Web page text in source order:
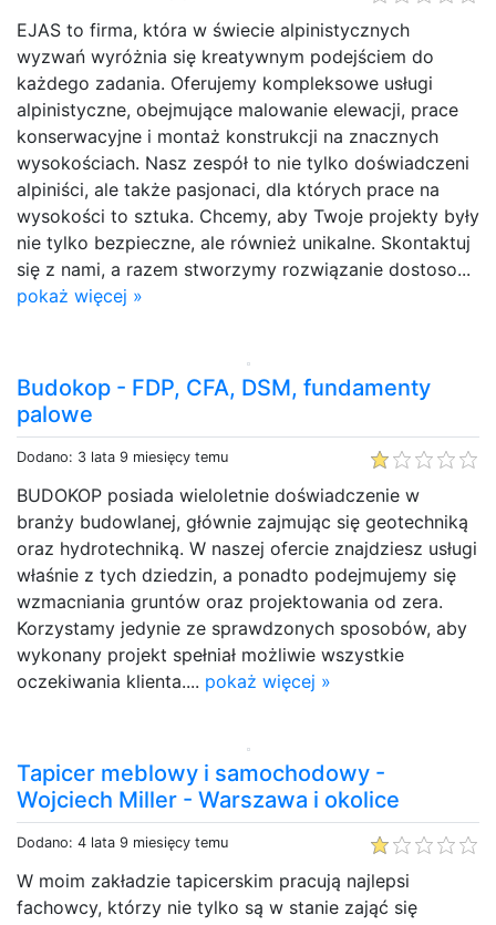
EJAS to firma, która w świecie alpinistycznych
wyzwań wyróżnia się kreatywnym podejściem do
każdego zadania. Oferujemy kompleksowe usługi
alpinistyczne, obejmujące malowanie elewacji, prace
konserwacyjne i montaż konstrukcji na znacznych
wysokościach. Nasz zespół to nie tylko doświadczeni
alpiniści, ale także pasjonaci, dla których prace na
wysokości to sztuka. Chcemy, aby Twoje projekty były
nie tylko bezpieczne, ale również unikalne. Skontaktuj
się z nami, a razem stworzymy rozwiązanie dostoso...
pokaż więcej »
Budokop - FDP, CFA, DSM, fundamenty
palowe
Dodano: 3 lata 9 miesięcy temu
BUDOKOP posiada wieloletnie doświadczenie w
branży budowlanej, głównie zajmując się geotechniką
oraz hydrotechniką. W naszej ofercie znajdziesz usługi
właśnie z tych dziedzin, a ponadto podejmujemy się
wzmacniania gruntów oraz projektowania od zera.
Korzystamy jedynie ze sprawdzonych sposobów, aby
wykonany projekt spełniał możliwie wszystkie
oczekiwania klienta.... pokaż więcej »
Tapicer meblowy i samochodowy -
Wojciech Miller - Warszawa i okolice
Dodano: 4 lata 9 miesięcy temu
W moim zakładzie tapicerskim pracują najlepsi
fachowcy, którzy nie tylko są w stanie zająć się